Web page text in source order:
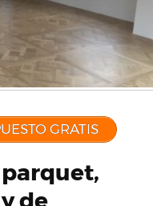
GRATIS
de